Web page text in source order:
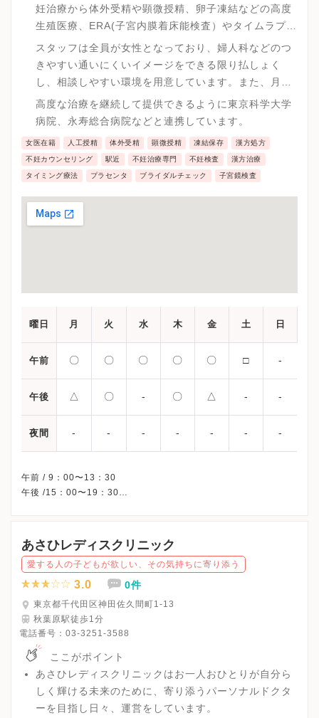
妊治療から体外受精や顕微授精、卵子凍結などの高度
生殖医療、ERA(子宮内膜着床能検査）やタイムラプス
培養などの先進医療まで高度で幅の広い治療が可能で
す。
スタッフは全員が女性となっており、婦人科などのつ
きやすい通いにくいイメージをできる限り払しょく
し、相談しやすい環境を用意しています。また、月経
周期に合わせての検査や治療のため、働きながらの両
立が難しい不妊治療で、昼休みの時間帯の診察や火・
努めています。
高度な治療を継続して提供できるように東京科学大学
病院、永寿総合病院などと連携しています。
女医在籍 人工授精 体外受精 顕微授精 凍結保存 漢方処方
不妊カウンセリング 駅近 不妊治療専門 不妊検査 漢方治療
タイミング療法 プラセンタ ブライダルチェック 子宮鏡検査
曜日 月 火 水 木 金 土 日
午前 〇 〇 〇 〇 〇 □ -
午後 △ 〇 - 〇 △ - -
夜間 - - - - - - -
午前 / 9：00〜13：30
午後 /15：00〜19：30
※水曜土曜午後・日曜・祝日、休診
※最終受付：診療時間の30分前まで(体外受精周期で院内採血のあ
る方は診療時間の60分前まで)
※受診前には必ずクリニックHPを確認、または直接お問い合わせ
あさひレディスクリニック
愛する人の子どもが欲しい、その気持ちに寄り添う
3.0 0件
東京都千代田区神田佐久間町1-13
秋葉原駅徒歩1分
電話番号： 03-3251-3588
ここがポイント
あさひレディスクリニックはお一人おひとりが自分ら
しく輝ける未来のために、寄り添うパーソナルドクタ
ーを目指し日々、運営をしています。